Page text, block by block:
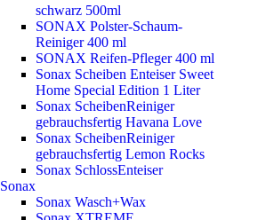
schwarz 500ml
SONAX Polster-Schaum-
Reiniger 400 ml
SONAX Reifen-Pfleger 400 ml
Sonax Scheiben Enteiser Sweet
Home Special Edition 1 Liter
Sonax ScheibenReiniger
gebrauchsfertig Havana Love
Sonax ScheibenReiniger
gebrauchsfertig Lemon Rocks
Sonax SchlossEnteiser
Sonax
Sonax Wasch+Wax